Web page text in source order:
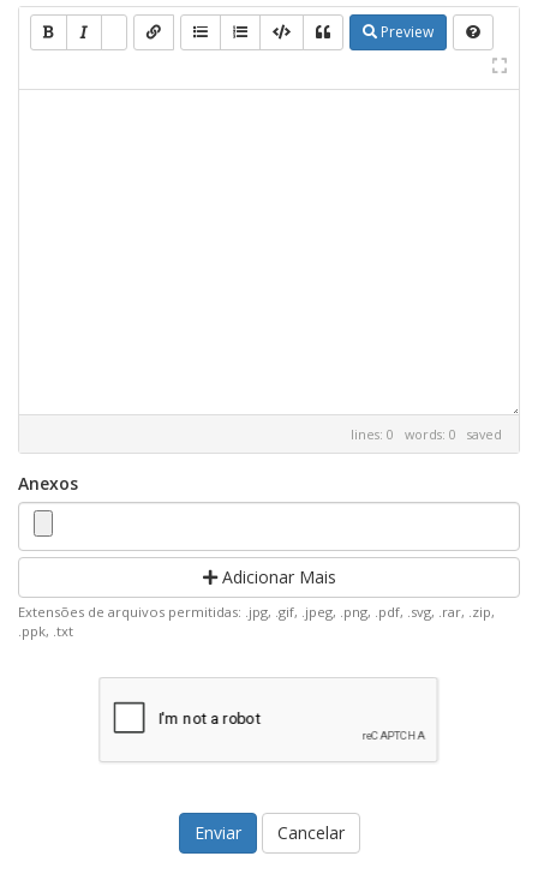
Preview
lines: 0 words: 0 saved
Anexos
Adicionar Mais
Extensões de arquivos permitidas: .jpg, .gif, .jpeg, .png, .pdf, .svg, .rar, .zip,
.ppk, .txt
Cancelar